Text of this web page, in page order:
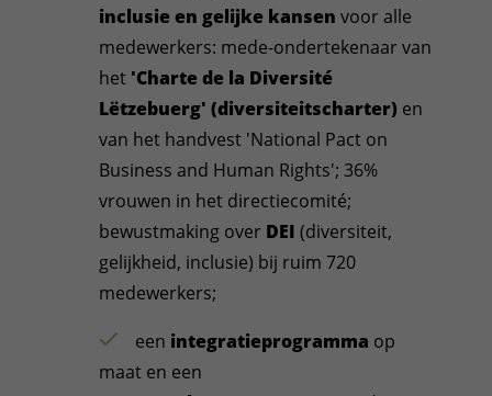
inclusie en gelijke kansen voor alle
medewerkers: mede-ondertekenaar van
het 'Charte de la Diversité
Lëtzebuerg' (diversiteitscharter) en
van het handvest 'National Pact on
Business and Human Rights'; 36%
vrouwen in het directiecomité;
bewustmaking over DEI (diversiteit,
gelijkheid, inclusie) bij ruim 720
medewerkers;
een integratieprogramma op
maat en een